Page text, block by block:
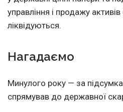
управління і продажу
ліквідуються.
Нагадаємо
Минулого року — за
спрямував до державної